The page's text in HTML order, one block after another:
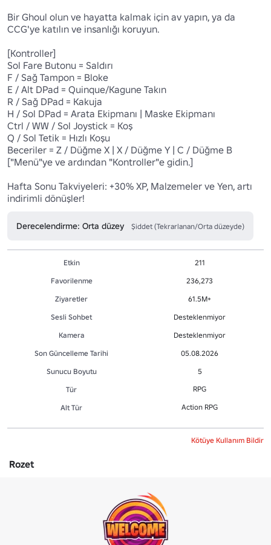
Bir Ghoul olun ve hayatta kalmak için av yapın, ya da
CCG'ye katılın ve insanlığı koruyun.
[Kontroller]
Sol Fare Butonu = Saldırı
F / Sağ Tampon = Bloke
E / Alt DPad = Quinque/Kagune Takın
R / Sağ DPad = Kakuja
H / Sol DPad = Arata Ekipmanı | Maske Ekipmanı
Ctrl / WW / Sol Joystick = Koş
Q / Sol Tetik = Hızlı Koşu
Beceriler = Z / Düğme X | X / Düğme Y | C / Düğme B
["Menü"ye ve ardından "Kontroller"e gidin.]
Hafta Sonu Takviyeleri: +30% XP, Malzemeler ve Yen, artı
indirimli dönüşler!
Derecelendirme: Orta düzey Şiddet (Tekrarlanan/Orta düzeyde)
Etkin
211
Favorilenme
236,273
Ziyaretler
61.5M+
Sesli Sohbet
Desteklenmiyor
Kamera
Desteklenmiyor
Son Güncelleme Tarihi
05.08.2026
Sunucu Boyutu
5
Tür
RPG
Alt Tür Action RPG
Kötüye Kullanım Bildir
Rozet